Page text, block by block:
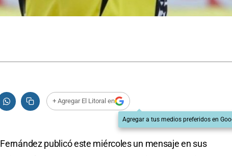
+ Agregar El Litoral en
Agregar a tus medios preferidos en
publicó este miércoles un mensaje en sus